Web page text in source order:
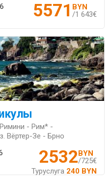
5571 BYN
/1 643€
- Рим* -
Вёртер-Зе - Брно
2532BYN
/725€
Туруслуга 240 BYN